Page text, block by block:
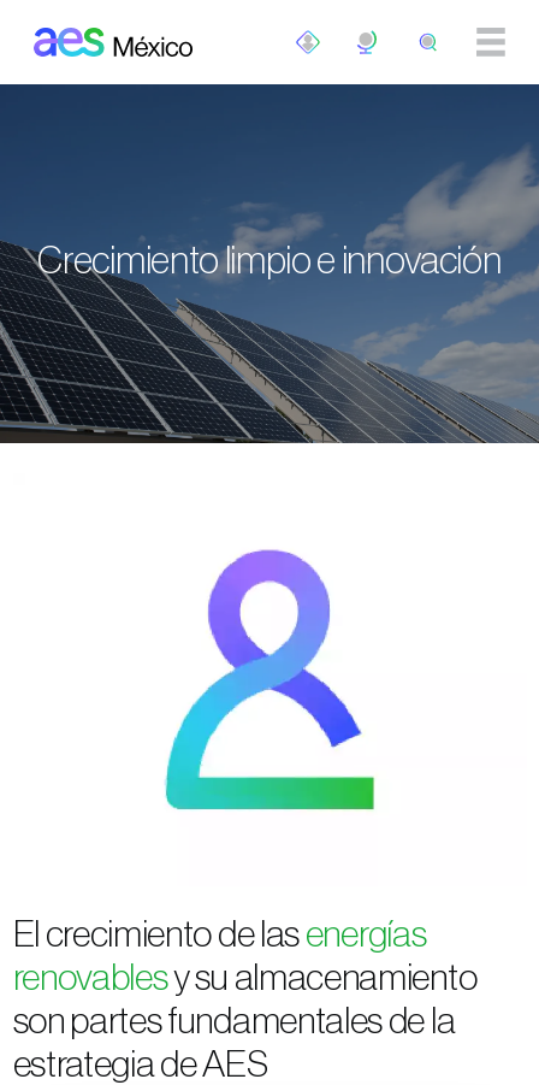
Crecimiento limpio e innovación
El crecimiento de lasenergías
renovablesy su almacenamiento
son partes fundamentales de la
estrategia de AES